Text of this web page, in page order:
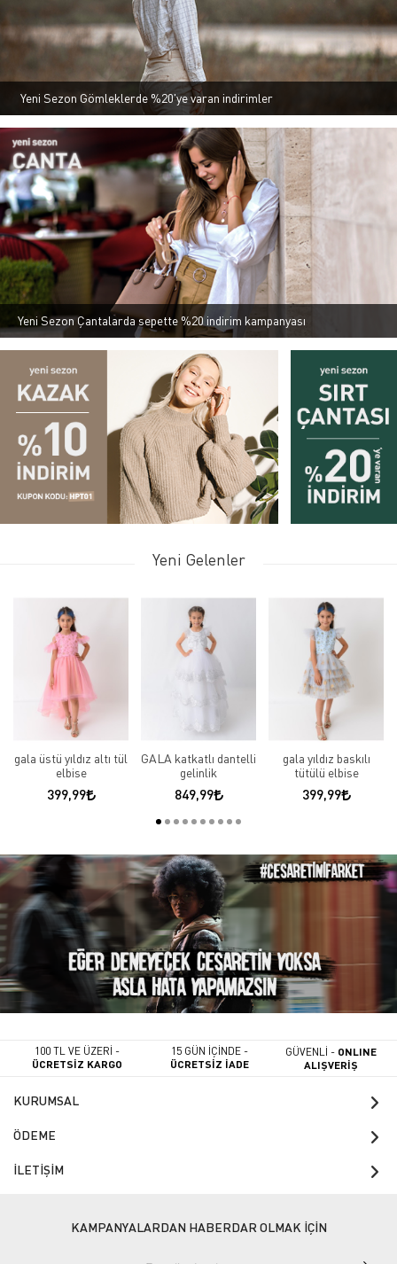
Yeni Sezon Gömleklerde %20'ye varan indirimler
Yeni Sezon Çantalarda sepette %20 indirim kampanyası
Yeni Gelenler
gala üstü yıldız altı tül
elbise
399,99
GALA katkatlı dantelli
gelinlik
849,99
gala yıldız baskılı
tütülü elbise
399,99
100 TL VE ÜZERİ -
ÜCRETSİZ KARGO
15 GÜN İÇİNDE -
ÜCRETSİZ İADE
GÜVENLİ - ONLINE
ALIŞVERİŞ
KURUMSAL
ÖDEME
İLETİŞİM
KAMPANYALARDAN HABERDAR OLMAK İÇİN